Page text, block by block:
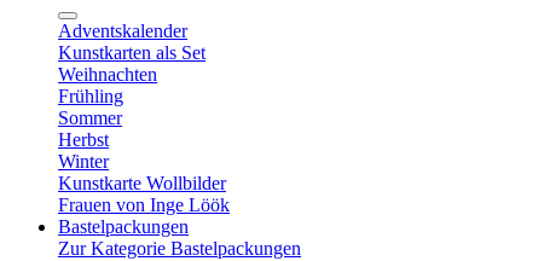
Adventskalender
Kunstkarten als Set
Weihnachten
Frühling
Sommer
Herbst
Winter
Kunstkarte Wollbilder
Frauen von Inge Löök
Bastelpackungen
Zur Kategorie Bastelpackungen